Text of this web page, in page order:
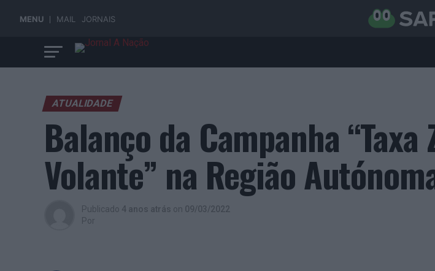
MENU MAIL JORNAIS
ATUALIDADE
Balanço da Campanha “Taxa
Volante” na Região
Publicado 4 anos atrás on 09/03/2022
Por